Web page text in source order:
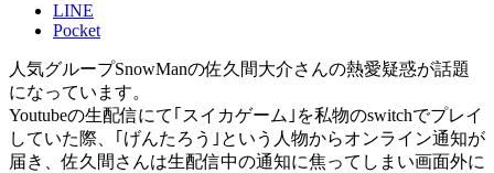
LINE
Pocket
人気グループSnowManの佐久間大介さんの熱愛疑惑が話題
になっています。
Youtubeの生配信にて｢スイカゲーム｣を私物のswitchでプレイ
していた際、｢げんたろう｣という人物からオンライン通知が
届き、佐久間さんは生配信中の通知に焦ってしまい画面外に